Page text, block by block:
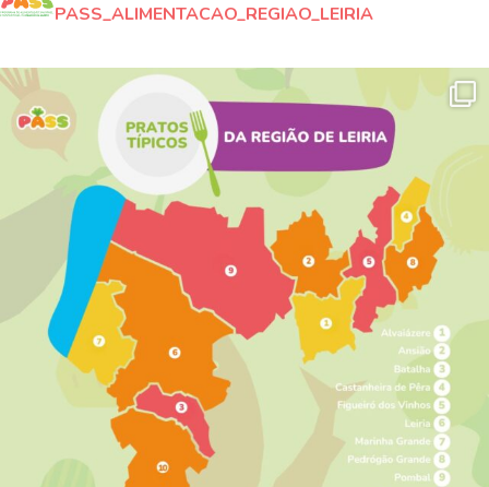
PASS_ALIMENTACAO_REGIAO_LEIRIA